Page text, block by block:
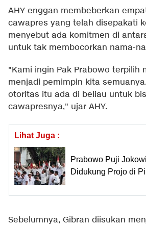
AHY enggan membeberkan
cawapres yang telah disepakati
menyebut ada komitmen di
untuk tak membocorkan nama-
"Kami ingin Pak Prabowo terpilih
menjadi pemimpin kita
otoritas itu ada di beliau untuk
cawapresnya," ujar AHY.
Lihat Juga :
Prabowo Puji
Didukung Projo di
Sebelumnya, Gibran diisukan